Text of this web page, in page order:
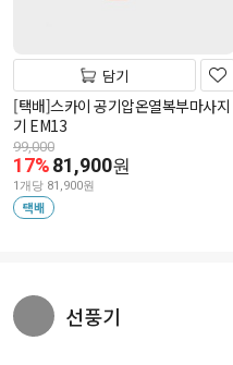
담기
[택배]스카이 공기압온열복부마사지
기 EM13
99,000
17%81,900원
1개당 81,900원
택배
선풍기